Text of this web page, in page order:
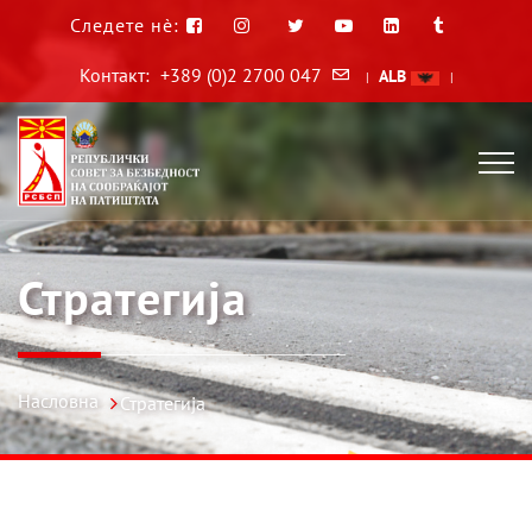
Следете нè:
Контакт: +389 (0)2 2700 047 | ALB |
Стратегија
Насловна Стратегија